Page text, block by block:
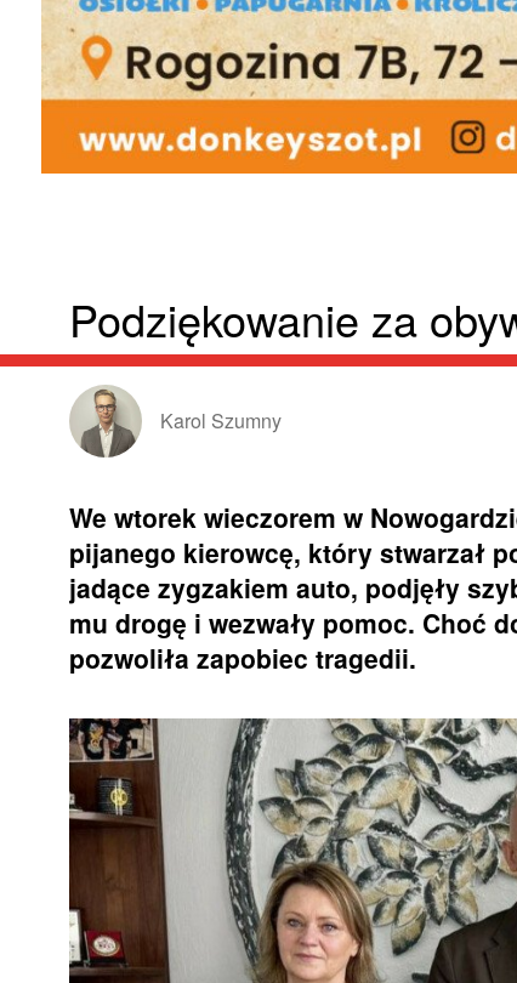
Podziękowanie za
Karol Szumny
We wtorek wieczorem w
pijanego kierowcę, który stwarzał
jadące zygzakiem auto, podjęły
mu drogę i wezwały pomoc. Choć
pozwoliła zapobiec tragedii.